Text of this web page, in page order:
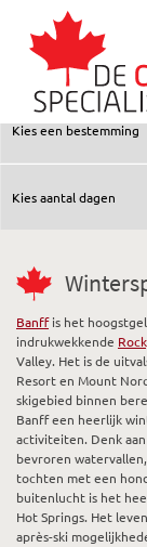
Banffis het
indrukwekkende
Valley. Het is de
Resort en Mount
skigebied binnen
Banff een heerlijk
activiteiten. Denk
bevroren
tochten met een
buitenlucht is het
Hot Springs. Het
après-ski